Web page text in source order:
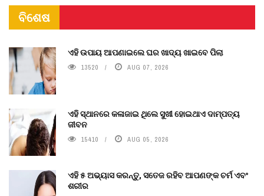
ବିଶେଷ
ଏହି ଉପାୟ ଆପଣାଇଲେ ଘର ଖାଦ୍ୟ ଖାଇବେ ପିଲା
13520 AUG 07, 2026
ଏହି ସ୍ଥାନରେ କଳାଜାଇ ଥିଲେ ସୁଖୀ ହୋଇଥାଏ ଦାମ୍ପତ୍ୟ
ଜୀବନ
15410 AUG 05, 2026
ଏହି ୫ ଅଭ୍ୟାସ କରନ୍ତୁ, ସତେଜ ରହିବ ଆପଣଙ୍କ ଚର୍ମ ଏବଂ
ଶରୀର